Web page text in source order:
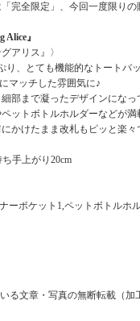
完全限定」、今回一度限りの
』
アリス』〉
り、とても機能的なトートバ
マッチした雰囲気に♪
部まで凝ったデザインになっ
ットボトルホルダーなどが満
かけたまま改札もピッと楽
手上がり20cm
ーポケット1,ペットボトルホ
る文章・写真の無断転載（加